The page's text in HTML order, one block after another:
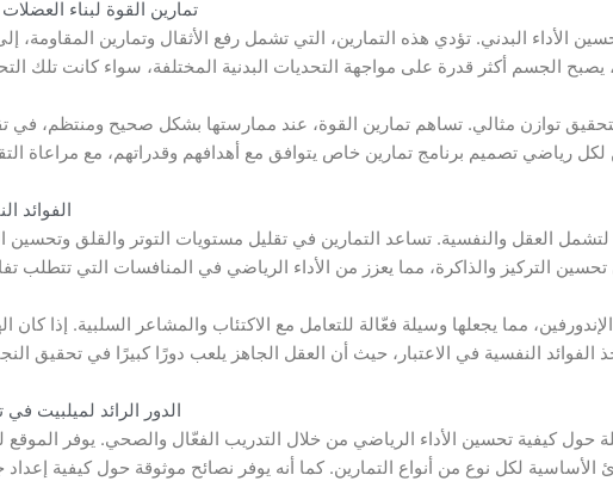
تمارين القوة لبناء
الأداء البدني. تؤدي هذه التمارين، التي تشمل رفع الأثقال وتمارين المقاومة، إلى
لتحقيق توازن مثالي. تساهم تمارين القوة، عند ممارستها بشكل صحيح ومنتظم، في
الفوائد
لتشمل العقل والنفسية. تساعد التمارين في تقليل مستويات التوتر والقلق
مما يجعلها وسيلة فعّالة للتعامل مع الاكتئاب والمشاعر السلبية. إذا كان
الدور الرائد لميلبيت
حول كيفية تحسين الأداء الرياضي من خلال التدريب الفعّال والصحي. يوفر
لكل نوع من أنواع التمارين. كما أنه يوفر نصائح موثوقة حول كيفية إعداد